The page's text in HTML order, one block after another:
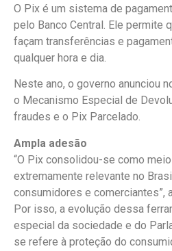
O Pix é um sistema de
pelo Banco Central. Ele permite
façam transferências e
qualquer hora e dia.
Neste ano, o governo anunciou
o Mecanismo Especial de
fraudes e o Pix Parcelado.
Ampla adesão
“O Pix consolidou-se como
extremamente relevante no
consumidores e comerciantes”,
Por isso, a evolução dessa
especial da sociedade e do
se refere à proteção do